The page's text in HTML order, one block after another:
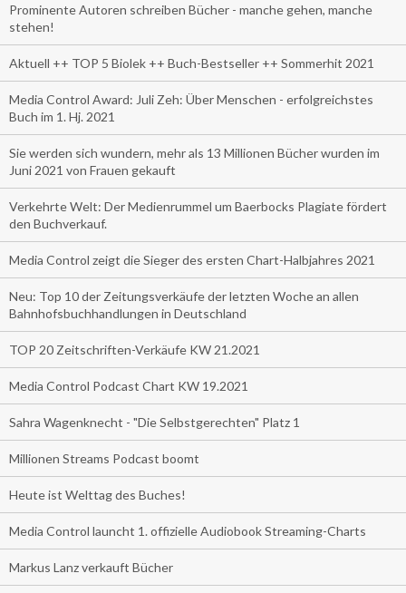
Prominente Autoren schreiben Bücher - manche gehen, manche
stehen!
Aktuell ++ TOP 5 Biolek ++ Buch-Bestseller ++ Sommerhit 2021
Media Control Award: Juli Zeh: Über Menschen - erfolgreichstes
Buch im 1. Hj. 2021
Sie werden sich wundern, mehr als 13 Millionen Bücher wurden im
Juni 2021 von Frauen gekauft
Verkehrte Welt: Der Medienrummel um Baerbocks Plagiate fördert
den Buchverkauf.
Media Control zeigt die Sieger des ersten Chart-Halbjahres 2021
Neu: Top 10 der Zeitungsverkäufe der letzten Woche an allen
Bahnhofsbuchhandlungen in Deutschland
TOP 20 Zeitschriften-Verkäufe KW 21.2021
Media Control Podcast Chart KW 19.2021
Sahra Wagenknecht - "Die Selbstgerechten" Platz 1
Millionen Streams Podcast boomt
Heute ist Welttag des Buches!
Media Control launcht 1. offizielle Audiobook Streaming-Charts
Markus Lanz verkauft Bücher